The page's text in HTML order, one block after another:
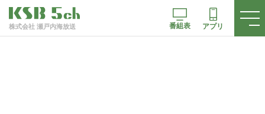
株式会社 瀬戸内海放送 番組表 アプリ